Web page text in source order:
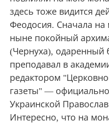
здесь тоже видится
Феодосия. Сначала на
ныне покойный
(Чернуха), одаренный
преподавал в
редактором
газеты" —
Украинской
Интересно, что на